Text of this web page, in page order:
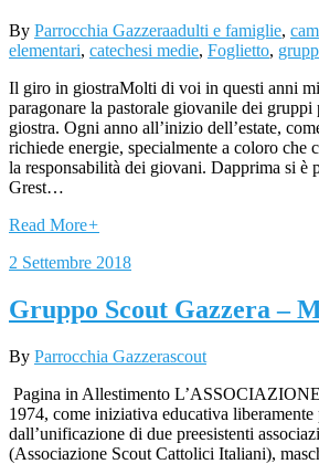
By Parrocchia Gazzeraadulti e famiglie,
elementari, catechesi medie, Foglietto,
Il giro in giostraMolti di voi in questi anni
paragonare la pastorale giovanile dei
giostra. Ogni anno all’inizio dell’estate,
richiede energie, specialmente a coloro che
la responsabilità dei giovani. Dapprima si è
Grest…
Read More+
2 Settembre 2018
Gruppo Scout Gazzera –
By Parrocchia Gazzerascout
Pagina in Allestimento
1974, come iniziativa educativa liberamente
dall’unificazione di due preesistenti
(Associazione Scout Cattolici Italiani),